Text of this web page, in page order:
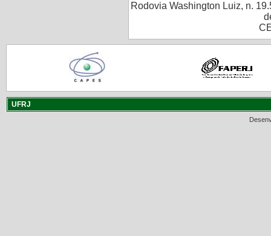
Rodovia Washington Luiz, n.
UFRJ